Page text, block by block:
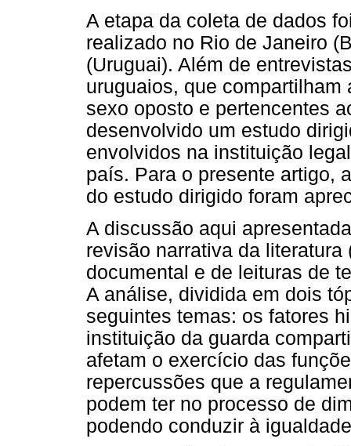
A etapa da coleta de dados
realizado no Rio de Janeiro
(Uruguai). Além de
uruguaios, que
sexo oposto e pertencentes
desenvolvido um estudo
envolvidos na instituição
país. Para o presente artigo,
do estudo dirigido foram
A discussão aqui
revisão narrativa da
documental e de leituras de
A análise, dividida em dois
seguintes temas: os fatores
instituição da guarda
afetam o exercício das
repercussões que a
podem ter no processo de
podendo conduzir à